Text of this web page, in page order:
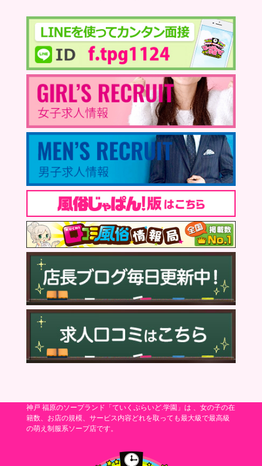
神戸 福原のソープランド「ていくぷらいど.学園」は 、女の子の在
籍数、お店の規模、サービス内容どれを取っても最大級で最高級
の萌え制服系ソープ店です。